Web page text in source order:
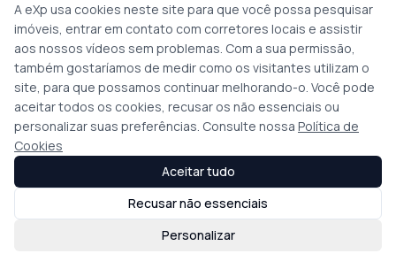
A eXp usa cookies neste site para que você possa pesquisar
imóveis, entrar em contato com corretores locais e assistir
aos nossos vídeos sem problemas. Com a sua permissão,
também gostaríamos de medir como os visitantes utilizam o
site, para que possamos continuar melhorando-o. Você pode
aceitar todos os cookies, recusar os não essenciais ou
personalizar suas preferências. Consulte nossa Política de
Cookies
Personalizar
Recusar não essenciais
Aceitar tudo